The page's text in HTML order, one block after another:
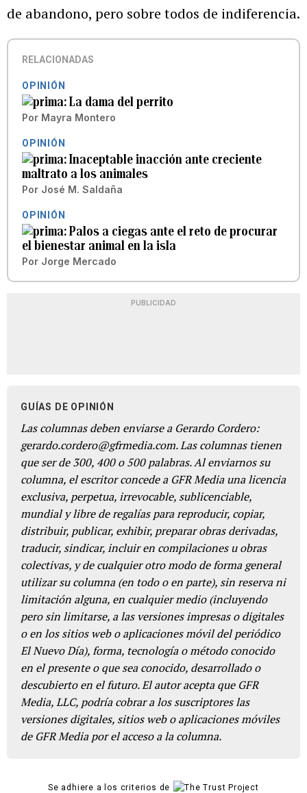
de abandono, pero sobre todos de indiferencia.
RELACIONADAS
OPINIÓN
La dama del perrito
Por Mayra Montero
OPINIÓN
Inaceptable inacción ante creciente
maltrato a los animales
Por José M. Saldaña
OPINIÓN
Palos a ciegas ante el reto de procurar
el bienestar animal en la isla
Por Jorge Mercado
PUBLICIDAD
GUÍAS DE OPINIÓN
Las columnas deben enviarse a Gerardo Cordero:
gerardo.cordero@gfrmedia.com. Las columnas tienen
que ser de 300, 400 o 500 palabras. Al enviarnos su
columna, el escritor concede a GFR Media una licencia
exclusiva, perpetua, irrevocable, sublicenciable,
mundial y libre de regalías para reproducir, copiar,
distribuir, publicar, exhibir, preparar obras derivadas,
traducir, sindicar, incluir en compilaciones u obras
colectivas, y de cualquier otro modo de forma general
utilizar su columna (en todo o en parte), sin reserva ni
limitación alguna, en cualquier medio (incluyendo
pero sin limitarse, a las versiones impresas o digitales
o en los sitios web o aplicaciones móvil del periódico
El Nuevo Día), forma, tecnología o método conocido
en el presente o que sea conocido, desarrollado o
descubierto en el futuro. El autor acepta que GFR
Media, LLC, podría cobrar a los suscriptores las
versiones digitales, sitios web o aplicaciones móviles
de GFR Media por el acceso a la columna.
Se adhiere a los criterios de